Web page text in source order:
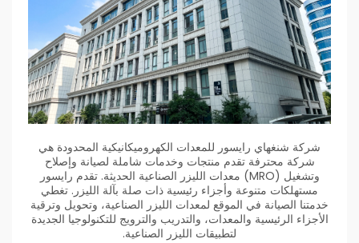
شركة شنغهاي رايسور للمعدات الكهروميكانيكية المحدودة هي
شركة محترفة تقدم منتجات وخدمات شاملة لصيانة وإصلاح
وتشغيل (MRO) معدات الليزر الصناعية الحديثة. تقدم رايسور
مستهلكات متنوعة وأجزاء رئيسية ذات صلة بآلة الليزر. تغطي
خدمتنا الصيانة في الموقع لمعدات الليزر الصناعية، وتحويل وترقية
الأجزاء الرئيسية والمعدات، والتدريب والترويج للتكنولوجيا الجديدة
لتطبيقات الليزر الصناعية.